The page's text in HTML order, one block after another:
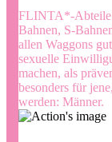
FLINTA*-Abteile
Bahnen, S-
allen Waggons
sexuelle
machen, als
besonders für
werden: Männer.